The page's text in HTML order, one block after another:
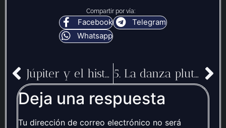
Compartir por vía:
Facebook
Telegram
Whatsapp
Júpiter y el histrionismo compulsivo 5. La danza plutoniana
Deja una respuesta
Tu dirección de correo electrónico no será